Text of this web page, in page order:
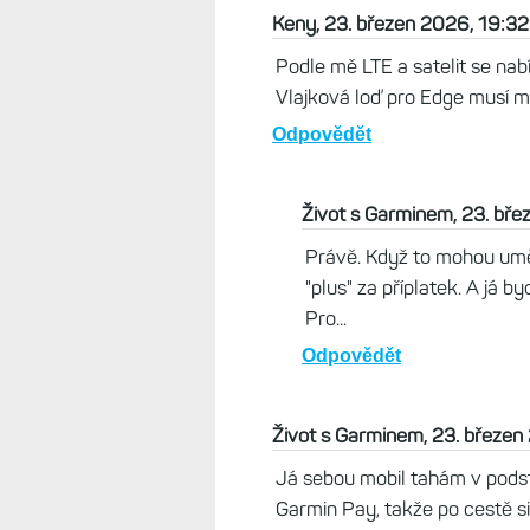
Keny, 23. březen 2026, 19:32
Podle mě LTE a satelit se
Vlajková loď pro Edge musí
Odpovědět
Život s Garminem, 23.
Právě. Když to mohou
"plus" za příplatek. A já
Pro...
Odpovědět
Život s Garminem, 23.
Já sebou mobil tahám v
Garmin Pay, takže po cestě